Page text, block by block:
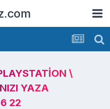
\
YAZA
22